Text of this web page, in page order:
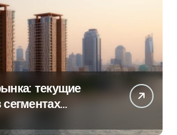
текущие